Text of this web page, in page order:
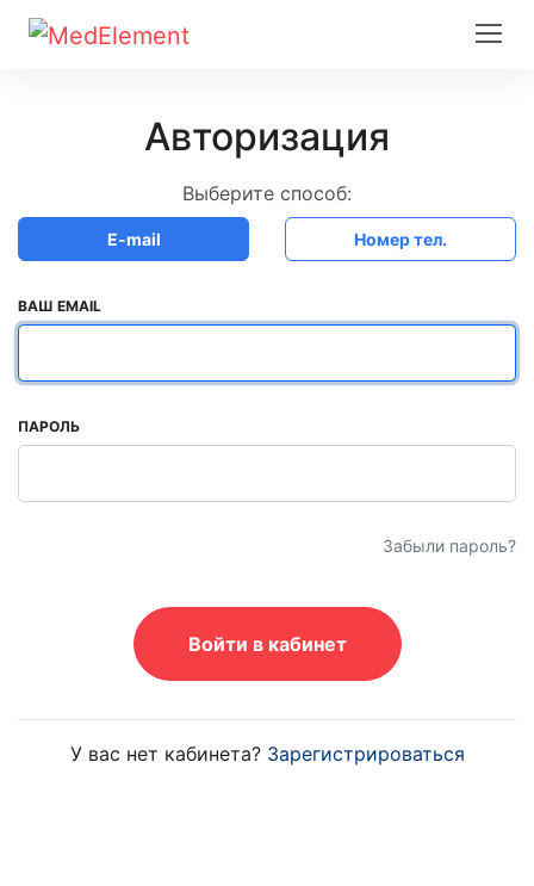
Авторизация
Выберите способ:
E-mail Номер тел.
ВАШ EMAIL
ПАРОЛЬ
Забыли пароль?
Войти в кабинет
У вас нет кабинета? Зарегистрироваться